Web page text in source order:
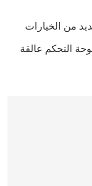
من الخيارات
التحكم عالقة